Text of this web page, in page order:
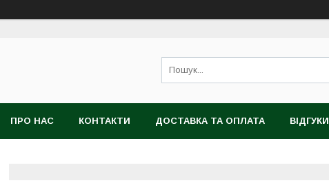
ПРО НАС КОНТАКТИ ДОСТАВКА ТА ОПЛАТА ВІДГУКИ